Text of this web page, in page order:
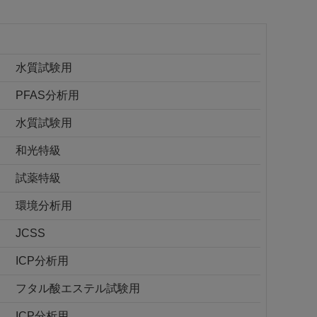
水質試験用
PFAS分析用
水質試験用
和光特級
試薬特級
環境分析用
JCSS
ICP分析用
フタル酸エステル試験用